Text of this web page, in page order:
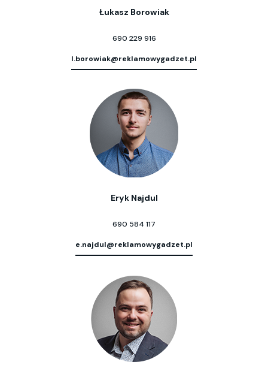
Łukasz Borowiak
690 229 916
l.borowiak@reklamowygadzet.pl
Eryk Najdul
690 584 117
e.najdul@reklamowygadzet.pl